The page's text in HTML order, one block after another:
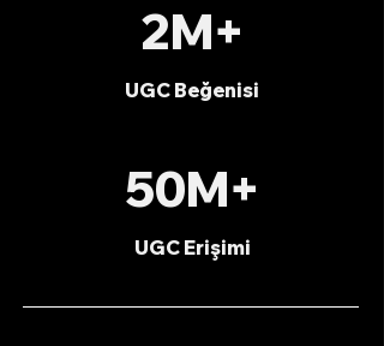
2M+
UGC Beğenisi
50M+
UGC Erişimi